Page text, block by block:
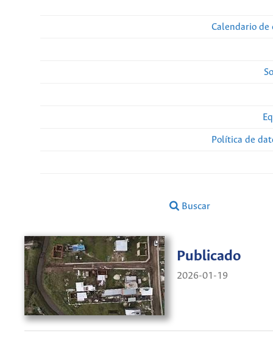
Calendario de
Política de
Buscar
Publicado
2026-01-19